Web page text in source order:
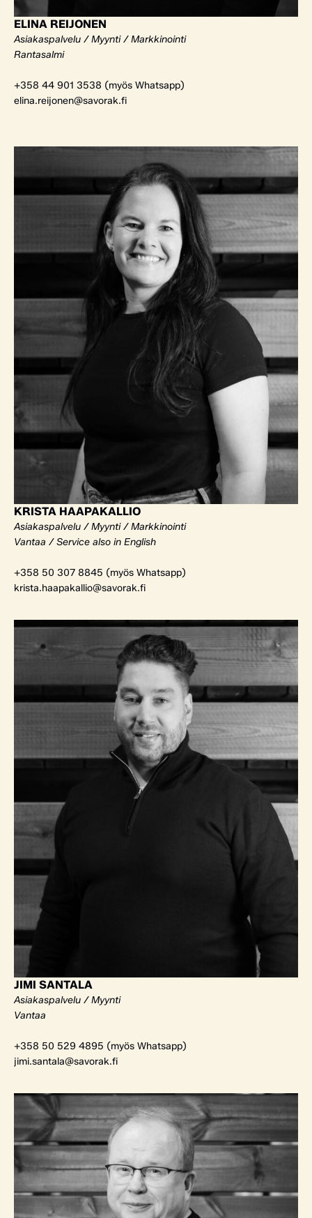
ELINA REIJONEN
Asiakaspalvelu / Myynti / Markkinointi
Rantasalmi
+358 44 901 3538 (myös Whatsapp)
elina.reijonen@savorak.fi
KRISTA HAAPAKALLIO
Asiakaspalvelu / Myynti / Markkinointi
Vantaa / Service also in English
+358 50 307 8845 (myös Whatsapp)
krista.haapakallio@savorak.fi
JIMI SANTALA
Asiakaspalvelu / Myynti
Vantaa
+358 50 529 4895 (myös Whatsapp)
jimi.santala@savorak.fi